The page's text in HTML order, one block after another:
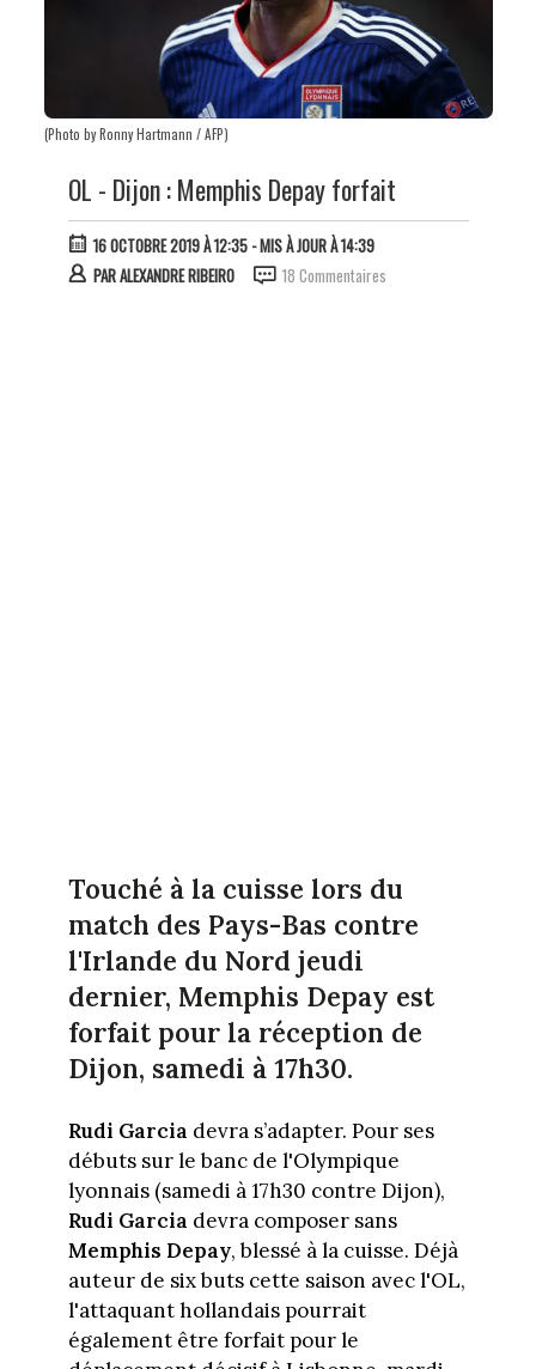
(Photo by Ronny Hartmann / AFP)
OL - Dijon : Memphis Depay forfait
16 OCTOBRE 2019 À 12:35- MIS À JOUR À 14:39
PARALEXANDRE RIBEIRO 18 Commentaires
Touché à la cuisse lors du
match des Pays-Bas contre
l'Irlande du Nord jeudi
dernier, Memphis Depay est
forfait pour la réception de
Dijon, samedi à 17h30.
Rudi Garcia devra s’adapter. Pour ses
débuts sur le banc de l'Olympique
lyonnais (samedi à 17h30 contre Dijon),
Rudi Garcia devra composer sans
Memphis Depay, blessé à la cuisse. Déjà
auteur de six buts cette saison avec l'OL,
l'attaquant hollandais pourrait
également être forfait pour le